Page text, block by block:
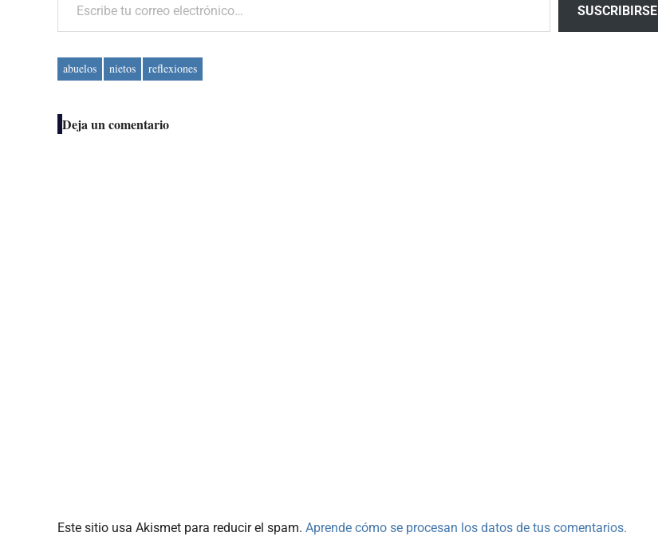
SUSCRIBIRSE
abuelos nietos reflexiones
Deja un comentario
Este sitio usa Akismet para reducir el spam. Aprende cómo se procesan los datos de tus comentarios.